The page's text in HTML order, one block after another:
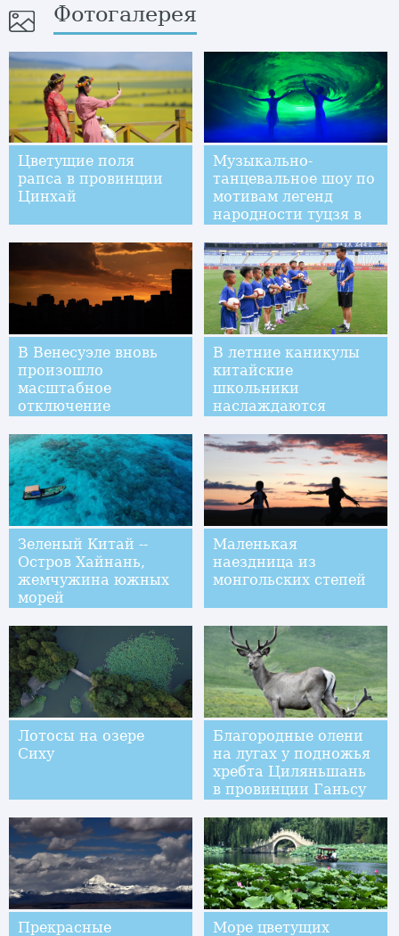
Фотогалерея
Цветущие поля
рапса в провинции
Цинхай
Музыкально-
танцевальное шоу по
мотивам легенд
народности туцзя в
В Венесуэле вновь
произошло
масштабное
отключение
В летние каникулы
китайские
школьники
наслаждаются
Зеленый Китай --
Остров Хайнань,
жемчужина южных
морей
Маленькая
наездница из
монгольских степей
Лотосы на озере
Сиху
Благородные олени
на лугах у подножья
хребта Циляньшань
в провинции Ганьсу
Прекрасные Море цветущих